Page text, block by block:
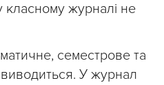
класному журналі не
семестрове та
У журнал